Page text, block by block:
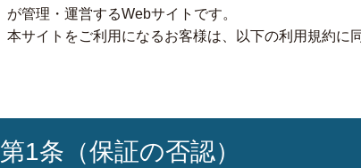
が管理・運営するWebサイトです。
本サイトをご利用になるお客様は、以下の利用規約に
第1条（保証の否認）